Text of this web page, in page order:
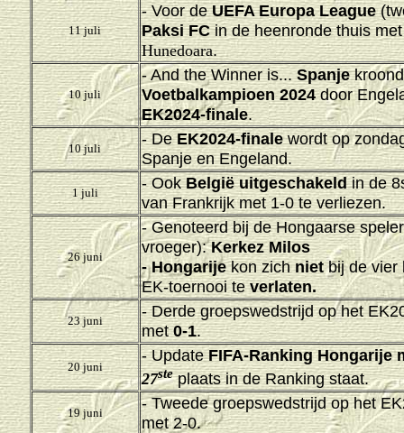
11 juli
- Voor deUEFA Europa League
Paksi FCin de heenronde thuis
Hunedoara.
10 juli
- And the Winner is...Spanje
Voetbalkampioen 2024door
EK2024-finale.
10 juli
- DeEK2024-finalewordt op
Spanje en Engeland.
1 juli
- OokBelgië uitgeschakeldin de
van Frankrijk met 1-0 te verliezen.
26 juni
- Genoteerd bij de Hongaarse
vroeger):Kerkez Milos
- Hongarijekon zichnietbij de vier
EK-toernooi teverlaten.
23 juni
- Derde groepswedstrijd op het
met0-1.
20 juni
- Update FIFA-Ranking Hongarije
27steplaats in de Ranking staat.
19 juni
- Tweede groepswedstrijd op het
met 2-0.